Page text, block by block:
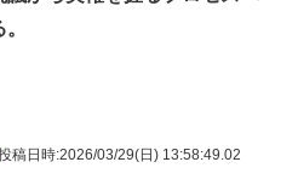
稿日時:2026/03/29(日) 13:58:49.02